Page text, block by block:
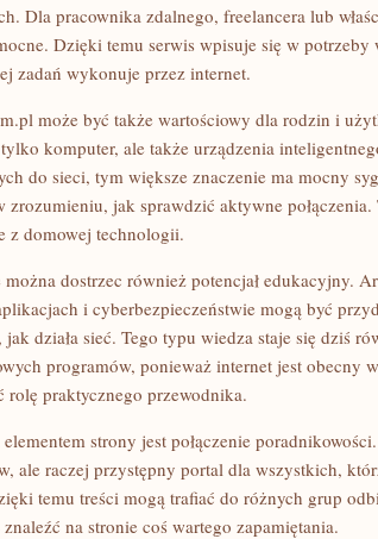
Dla pracownika zdalnego, freelancera lub
Dzięki temu serwis wpisuje się w potrzeby
zadań wykonuje przez internet.
może być także wartościowy dla rodzin i
komputer, ale także urządzenia
do sieci, tym większe znaczenie ma mocny
zrozumieniu, jak sprawdzić aktywne
z domowej technologii.
dostrzec również potencjał edukacyjny.
i cyberbezpieczeństwie mogą być
działa sieć. Tego typu wiedza staje się dziś
programów, ponieważ internet jest obecny
rolę praktycznego przewodnika.
strony jest połączenie
ale raczej przystępny portal dla wszystkich,
temu treści mogą trafiać do różnych grup
na stronie coś wartego zapamiętania.